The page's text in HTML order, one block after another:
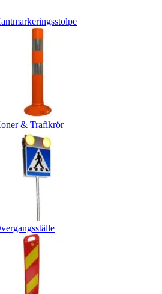
& Trafikrör